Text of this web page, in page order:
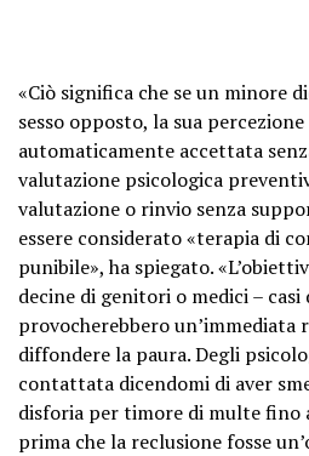
«Ciò significa che se un minore
sesso opposto, la sua
automaticamente accettata
valutazione psicologica
valutazione o rinvio senza
essere considerato «terapia di
punibile», ha spiegato.
decine di genitori o medici – casi
provocherebbero un’immediata
diffondere la paura. Degli
contattata dicendomi di aver
disforia per timore di multe fino
prima che la reclusione fosse